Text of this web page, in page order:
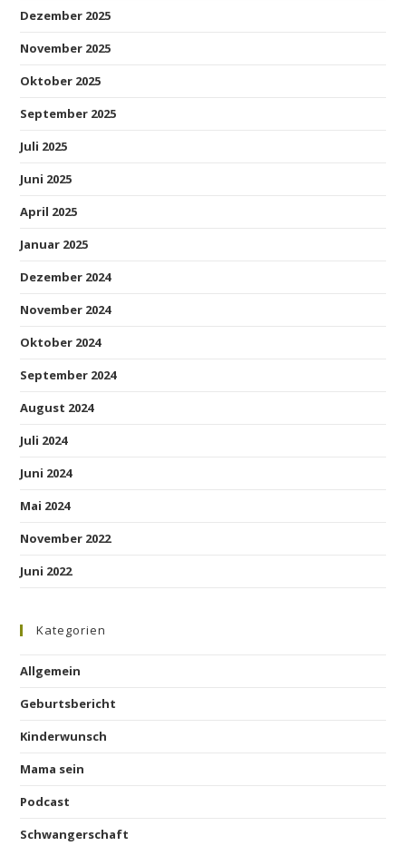
Dezember 2025
November 2025
Oktober 2025
September 2025
Juli 2025
Juni 2025
April 2025
Januar 2025
Dezember 2024
November 2024
Oktober 2024
September 2024
August 2024
Juli 2024
Juni 2024
Mai 2024
November 2022
Juni 2022
Kategorien
Allgemein
Geburtsbericht
Kinderwunsch
Mama sein
Podcast
Schwangerschaft